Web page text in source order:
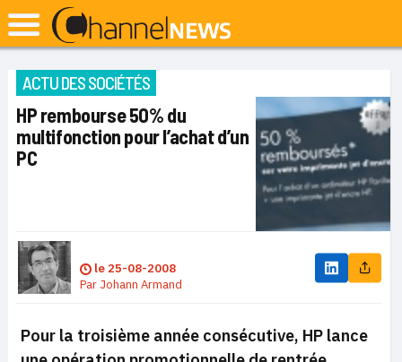
ACTU DES SOCIÉTÉS
HP rembourse 50% du
multifonction pour l’achat d’un
PC
le 25-08-2008
Par Johann Armand
Pour la troisième année consécutive, HP lance